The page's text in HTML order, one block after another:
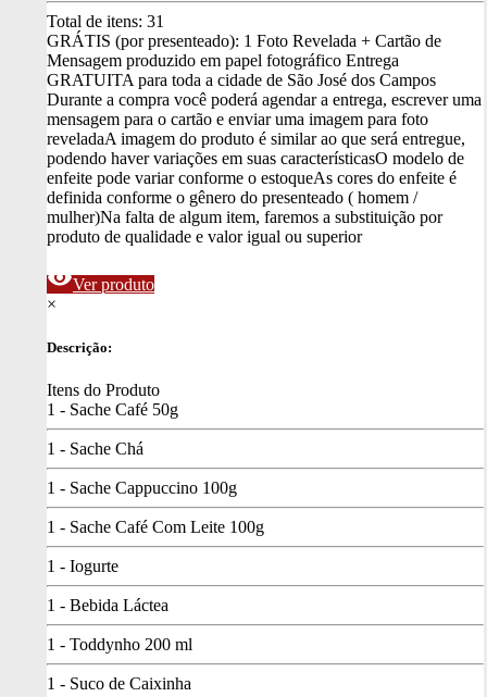
Total de itens: 31
GRÁTIS (por presenteado): 1 Foto Revelada + Cartão de
Mensagem produzido em papel fotográfico Entrega
GRATUITA para toda a cidade de São José dos Campos
Durante a compra você poderá agendar a entrega, escrever uma
mensagem para o cartão e enviar uma imagem para foto
reveladaA imagem do produto é similar ao que será entregue,
podendo haver variações em suas característicasO modelo de
enfeite pode variar conforme o estoqueAs cores do enfeite é
definida conforme o gênero do presenteado ( homem /
mulher)Na falta de algum item, faremos a substituição por
produto de qualidade e valor igual ou superior
visibilityVer produto
×
Descrição:
Itens do Produto
1 - Sache Café 50g
1 - Sache Chá
1 - Sache Cappuccino 100g
1 - Sache Café Com Leite 100g
1 - Iogurte
1 - Bebida Láctea
1 - Toddynho 200 ml
1 - Suco de Caixinha